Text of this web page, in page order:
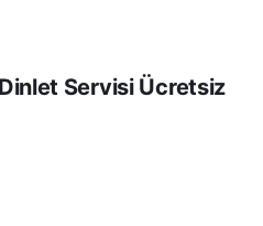
Servisi Ücretsiz